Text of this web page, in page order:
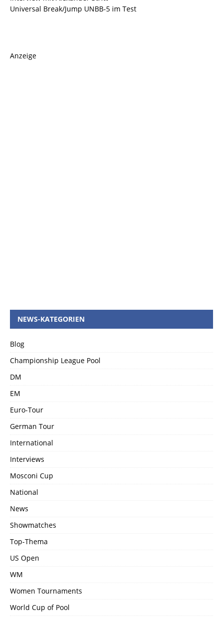
Universal Break/Jump UNBB-5 im Test
Anzeige
NEWS-KATEGORIEN
Blog
Championship League Pool
DM
EM
Euro-Tour
German Tour
International
Interviews
Mosconi Cup
National
News
Showmatches
Top-Thema
US Open
WM
Women Tournaments
World Cup of Pool